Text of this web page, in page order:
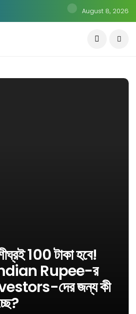
August 8, 2026
100 টাকা হবে!
Rupee-র
দের জন্য কী